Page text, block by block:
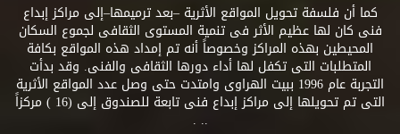
كما أن فلسفة تحويل المواقع الأثرية –بعد ترميمها–إلى مراكز إبداع
فنى كان لها عظيم الأثر فى تنمية المستوى الثقافى لجموع السكان
المحيطين بهذه المراكز وخصوصاً أنه تم إمداد هذه المواقع بكافة
المتطلبات التى تكفل لها أداء دورها الثقافى والفنى. وقد بدأت
التجربة عام 1996 ببيت الهراوى وامتدت حتى وصل عدد المواقع الأثرية
التى تم تحويلها إلى مراكز إبداع فنى تابعة للصندوق إلى (16 ) مركزاً
.. .